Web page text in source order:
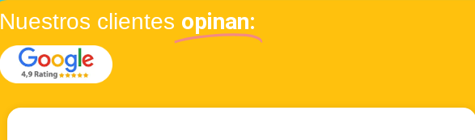
Nuestros clientes opinan: